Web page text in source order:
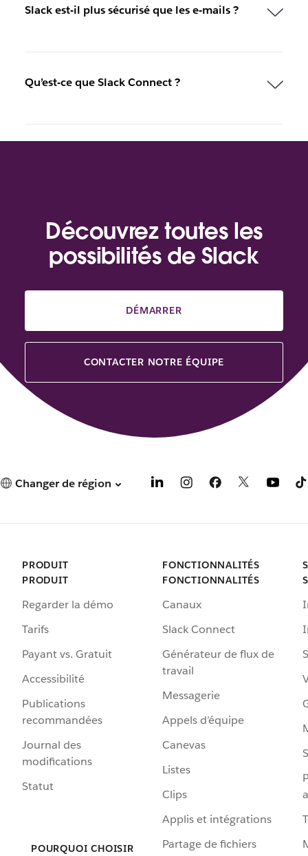
Slack est-il plus sécurisé que les e-mails ?
Qu’est-ce que Slack Connect ?
Découvrez toutes les
possibilités de Slack
DÉMARRER
CONTACTER NOTRE ÉQUIPE
Changer de région
PRODUIT
PRODUIT
Regarder la démo
Tarifs
Payant vs. Gratuit
Accessibilité
Publications
recommandées
Journal des
modifications
Statut
POURQUOI CHOISIR
FONCTIONNALITÉS
FONCTIONNALITÉS
Canaux
Slack Connect
Générateur de flux de
travail
Messagerie
Appels d’équipe
Canevas
Listes
Clips
Applis et intégrations
Partage de fichiers